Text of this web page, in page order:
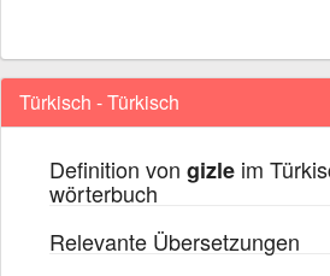
Türkisch - Türkisch
Definition von gizle im
wörterbuch
Relevante Übersetzungen